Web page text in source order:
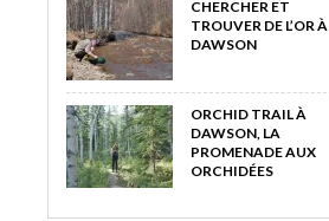
CHERCHER ET
TROUVER DE L’OR À
DAWSON
ORCHID TRAIL À
DAWSON, LA
PROMENADE AUX
ORCHIDÉES